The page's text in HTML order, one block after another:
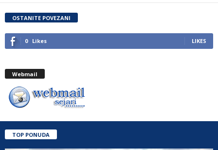
OSTANITE POVEZANI
0 Likes LIKES
Webmail
TOP PONUDA